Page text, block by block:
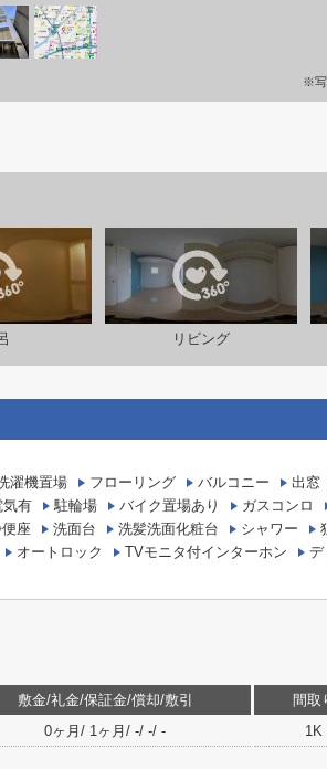
※写
リビング
濯機置場 フローリング バルコニー 出窓
気有 駐輪場 バイク置場あり ガスコンロ
座 洗面台 洗髪洗面化粧台 シャワー
オートロック TVモニタ付インターホン デ
敷金/礼金/保証金/償却/敷引 間取
0ヶ月/ 1ヶ月/ -/ -/ - 1K